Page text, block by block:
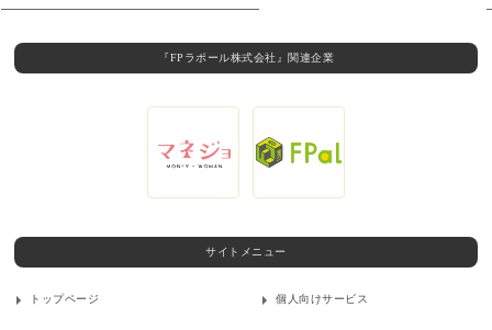
『FPラポール株式会社』関連企業
サイトメニュー
トップページ 個人向けサービス